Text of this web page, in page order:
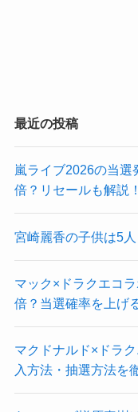
最近の投稿
嵐ライブ2026の当
倍？リセールも解説！
宮崎麗香の子供は5
マック×ドラクエコ
倍？当選確率を上げ
マクドナルド×ドラ
入方法・抽選方法を